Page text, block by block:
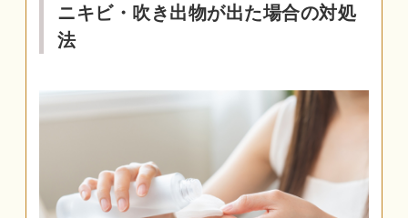
ニキビ・吹き出物が出た場合の対処
法